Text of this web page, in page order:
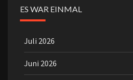
ES WAR EINMAL
Juli 2026
Juni 2026